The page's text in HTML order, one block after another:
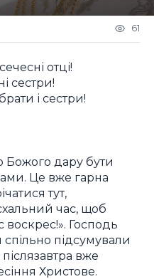
61
отці!
сестри!
і сестри!
Божого дару бути
Це вже гарна
тут,
час, щоб
воскрес!». Господь
підсумували
вже
Христове.